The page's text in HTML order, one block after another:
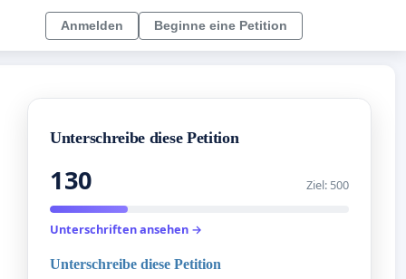
Anmelden Beginne eine Petition
Unterschreibe diese Petition
130 Ziel: 500
Unterschriften ansehen →
Unterschreibe diese Petition